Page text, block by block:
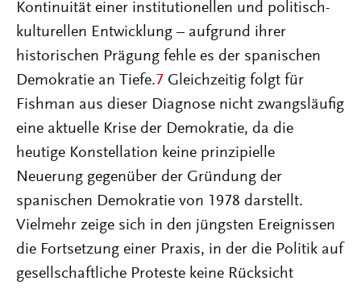
Kontinuität einer institutionellen und politisch-
kulturellen Entwicklung – aufgrund ihrer
historischen Prägung fehle es der spanischen
Demokratie an Tiefe.7 Gleichzeitig folgt für
Fishman aus dieser Diagnose nicht zwangsläufig
eine aktuelle Krise der Demokratie, da die
heutige Konstellation keine prinzipielle
Neuerung gegenüber der Gründung der
spanischen Demokratie von 1978 darstellt.
Vielmehr zeige sich in den jüngsten Ereignissen
die Fortsetzung einer Praxis, in der die Politik auf
gesellschaftliche Proteste keine Rücksicht